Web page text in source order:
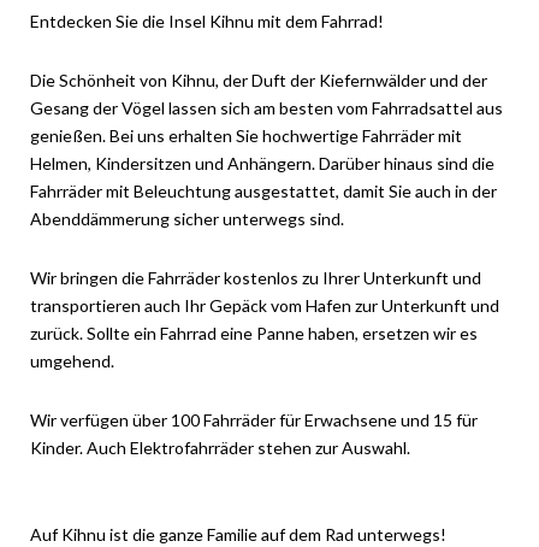
Entdecken Sie die Insel Kihnu mit dem Fahrrad!
Die Schönheit von Kihnu, der Duft der Kiefernwälder und der
Gesang der Vögel lassen sich am besten vom Fahrradsattel aus
genießen. Bei uns erhalten Sie hochwertige Fahrräder mit
Helmen, Kindersitzen und Anhängern. Darüber hinaus sind die
Fahrräder mit Beleuchtung ausgestattet, damit Sie auch in der
Abenddämmerung sicher unterwegs sind.
Wir bringen die Fahrräder kostenlos zu Ihrer Unterkunft und
transportieren auch Ihr Gepäck vom Hafen zur Unterkunft und
zurück. Sollte ein Fahrrad eine Panne haben, ersetzen wir es
umgehend.
Wir verfügen über 100 Fahrräder für Erwachsene und 15 für
Kinder. Auch Elektrofahrräder stehen zur Auswahl.
Auf Kihnu ist die ganze Familie auf dem Rad unterwegs!